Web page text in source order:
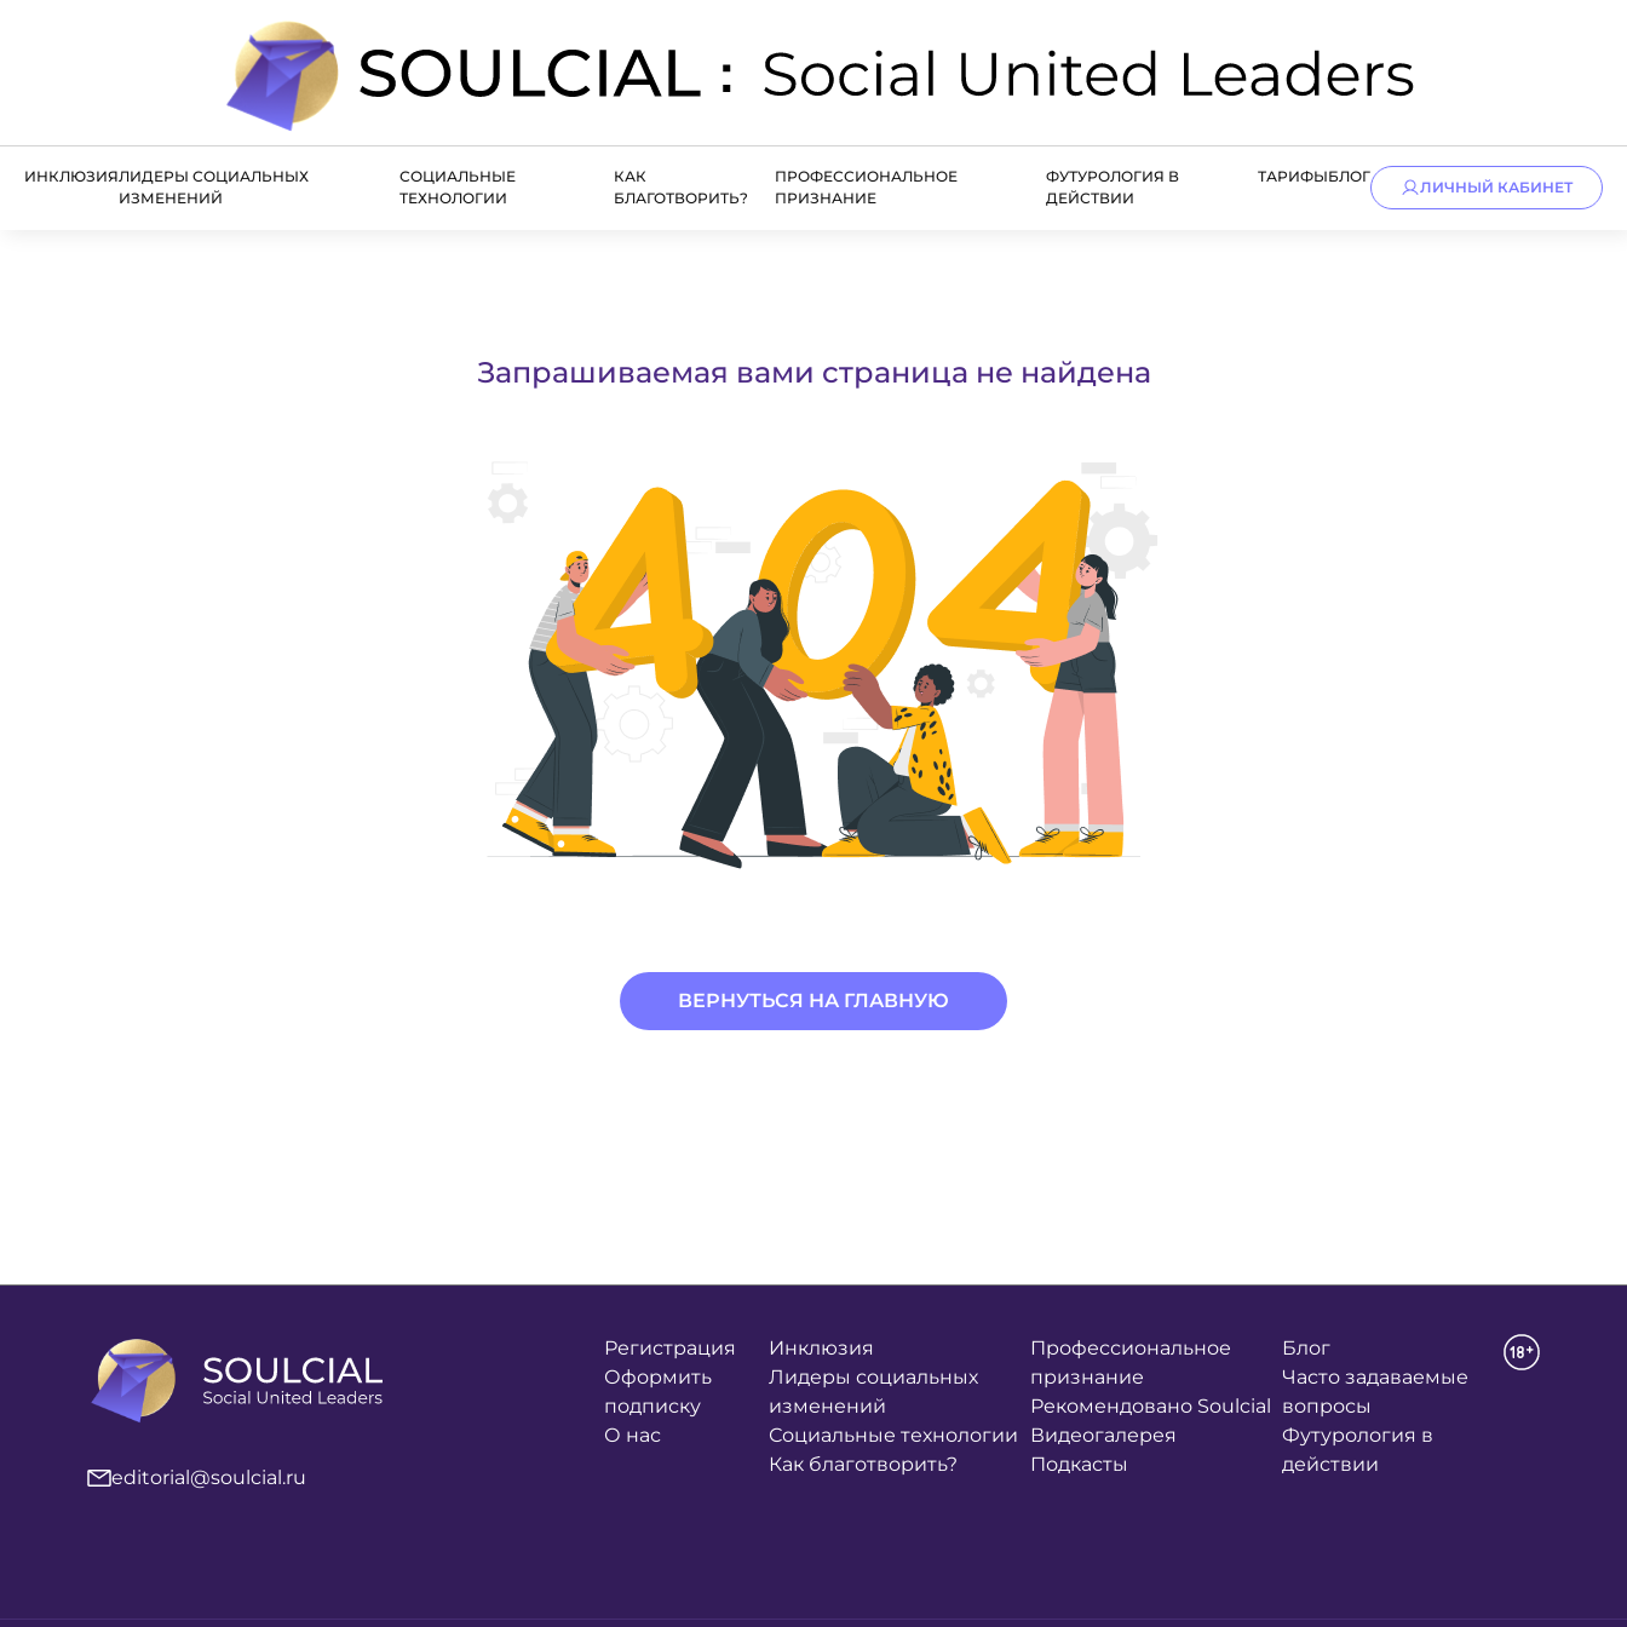
ИНКЛЮЗИЯЛИДЕРЫ СОЦИАЛЬНЫХ
ИЗМЕНЕНИЙ
СОЦИАЛЬНЫЕ
ТЕХНОЛОГИИ
КАК
БЛАГОТВОРИТЬ?
ПРОФЕССИОНАЛЬНОЕ
ПРИЗНАНИЕ
ФУТУРОЛОГИЯ В
ДЕЙСТВИИ
ТАРИФЫБЛОГ
ЛИЧНЫЙ КАБИНЕТ
Запрашиваемая вами страница не найдена
ВЕРНУТЬСЯ НА ГЛАВНУЮ
editorial@soulcial.ru
Регистрация
Оформить
подписку
О нас
Инклюзия
Лидеры социальных
изменений
Социальные технологии
Как благотворить?
Профессиональное
признание
Рекомендовано Soulcial
Видеогалерея
Подкасты
Блог
Часто задаваемые
вопросы
Футурология в
действии